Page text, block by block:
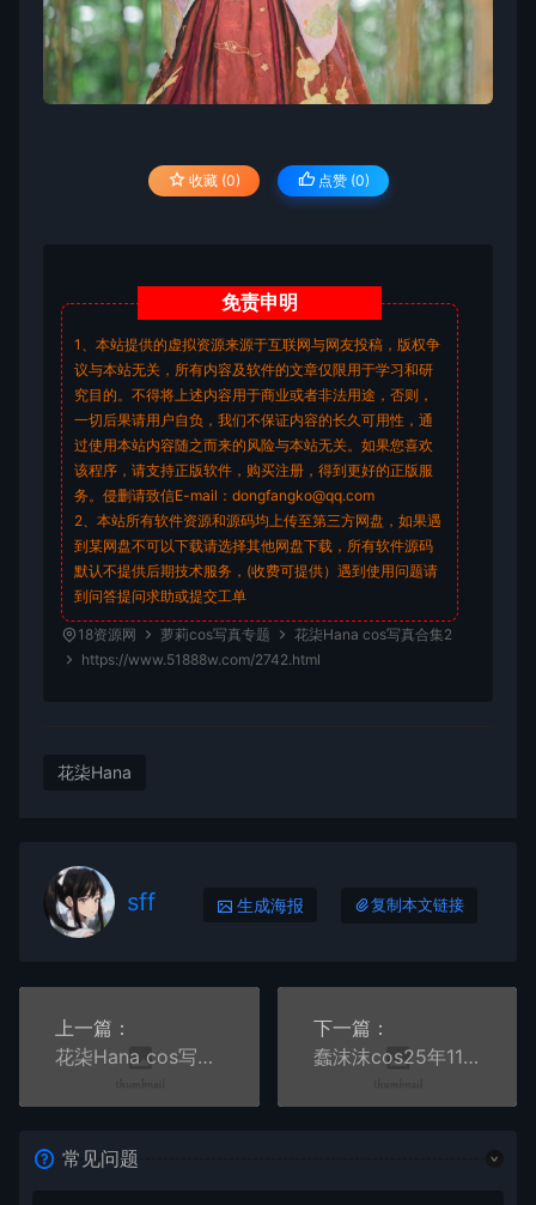
收藏 (0) 点赞 (0)
免责申明
1、本站提供的虚拟资源来源于互联网与网友投稿，版权争
议与本站无关，所有内容及软件的文章仅限用于学习和研
究目的。不得将上述内容用于商业或者非法用途，否则，
一切后果请用户自负，我们不保证内容的长久可用性，通
过使用本站内容随之而来的风险与本站无关。如果您喜欢
该程序，请支持正版软件，购买注册，得到更好的正版服
务。侵删请致信E-mail：dongfangko@qq.com
2、本站所有软件资源和源码均上传至第三方网盘，如果遇
到某网盘不可以下载请选择其他网盘下载，所有软件源码
默认不提供后期技术服务，(收费可提供）遇到使用问题请
到问答提问求助或提交工单
18资源网 萝莉cos写真专题
花柒Hana cos写真合集2
https://www.51888w.com/2742.html
花柒Hana
sff 生成海报 复制本文链接
上一篇：
花柒Hana cos写真合集一
下一篇：
蠢沫沫cos25年11月-12月自拍写真
常见问题